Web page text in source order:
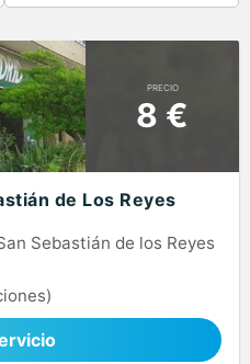
PRECIO
8 €
de Los Reyes
Sebastián de los Reyes